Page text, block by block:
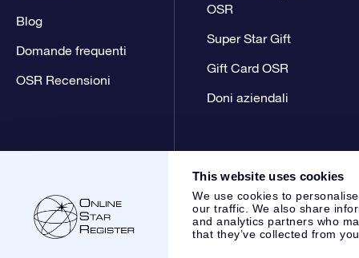
This website uses cookies
We use cookies to
our traffic. We also share
and analytics partners who
that they’ve collected from
Blog
Domande frequenti
OSR Recensioni
OSR
Super Star Gift
Gift Card OSR
Doni aziendali